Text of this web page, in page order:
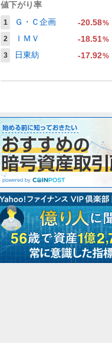
値下がり率
1 Ｇ・Ｃ企画 -20.58%
2
ＩＭＶ -18.51%
3
日東紡 -17.92%